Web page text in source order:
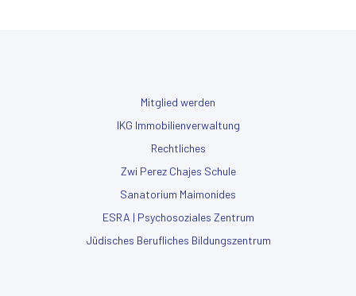
Mitglied werden
IKG Immobilienverwaltung
Rechtliches
Zwi Perez Chajes Schule
Sanatorium Maimonides
ESRA | Psychosoziales Zentrum
Jüdisches Berufliches Bildungszentrum